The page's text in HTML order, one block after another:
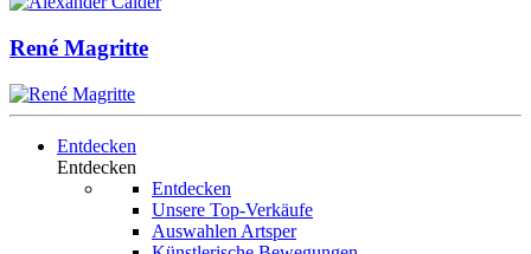
René Magritte
Entdecken
Entdecken
Entdecken
Unsere Top-Verkäufe
Auswahlen Artsper